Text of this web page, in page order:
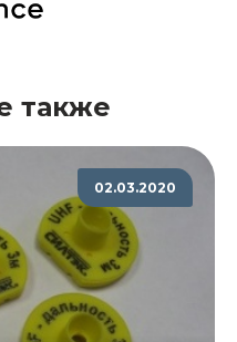
также
02.03.2020